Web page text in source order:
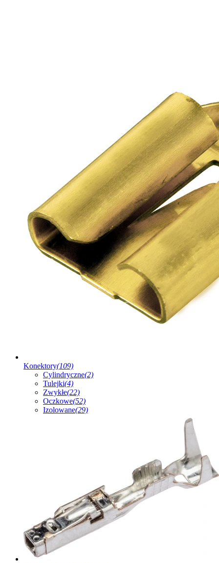
Konektory(109)
Cylindryczne(2)
Tulejki(4)
Zwykłe(22)
Oczkowe(52)
Izolowane(29)